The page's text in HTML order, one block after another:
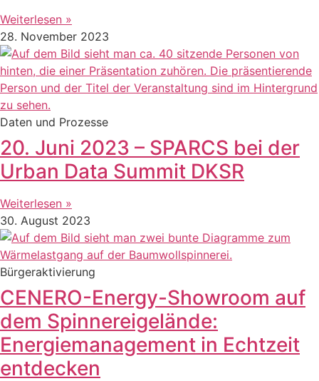
Weiterlesen »
28. November 2023
Daten und Prozesse
20. Juni 2023 – SPARCS bei der
Urban Data Summit DKSR
Weiterlesen »
30. August 2023
Bürgeraktivierung
CENERO-Energy-Showroom auf
dem Spinnereigelände:
Energiemanagement in Echtzeit
entdecken